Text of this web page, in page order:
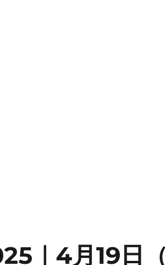
｜4月19日